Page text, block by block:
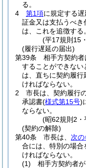
る。
4
第1項に規定する
証金又は支払うべき
は、これを追徴する。
(平17規則15
(履行遅延の届出)
第39条
相手方契約
することができない
は、直ちに契約履行
ければならない。
2
市長は、契約履行
承認書(様式第15号)
ならない。
(昭62規則2・
(契約の解除)
第40条
市長は、 次
合には、特別の場合
ければならない。
(1)
相手方契約者